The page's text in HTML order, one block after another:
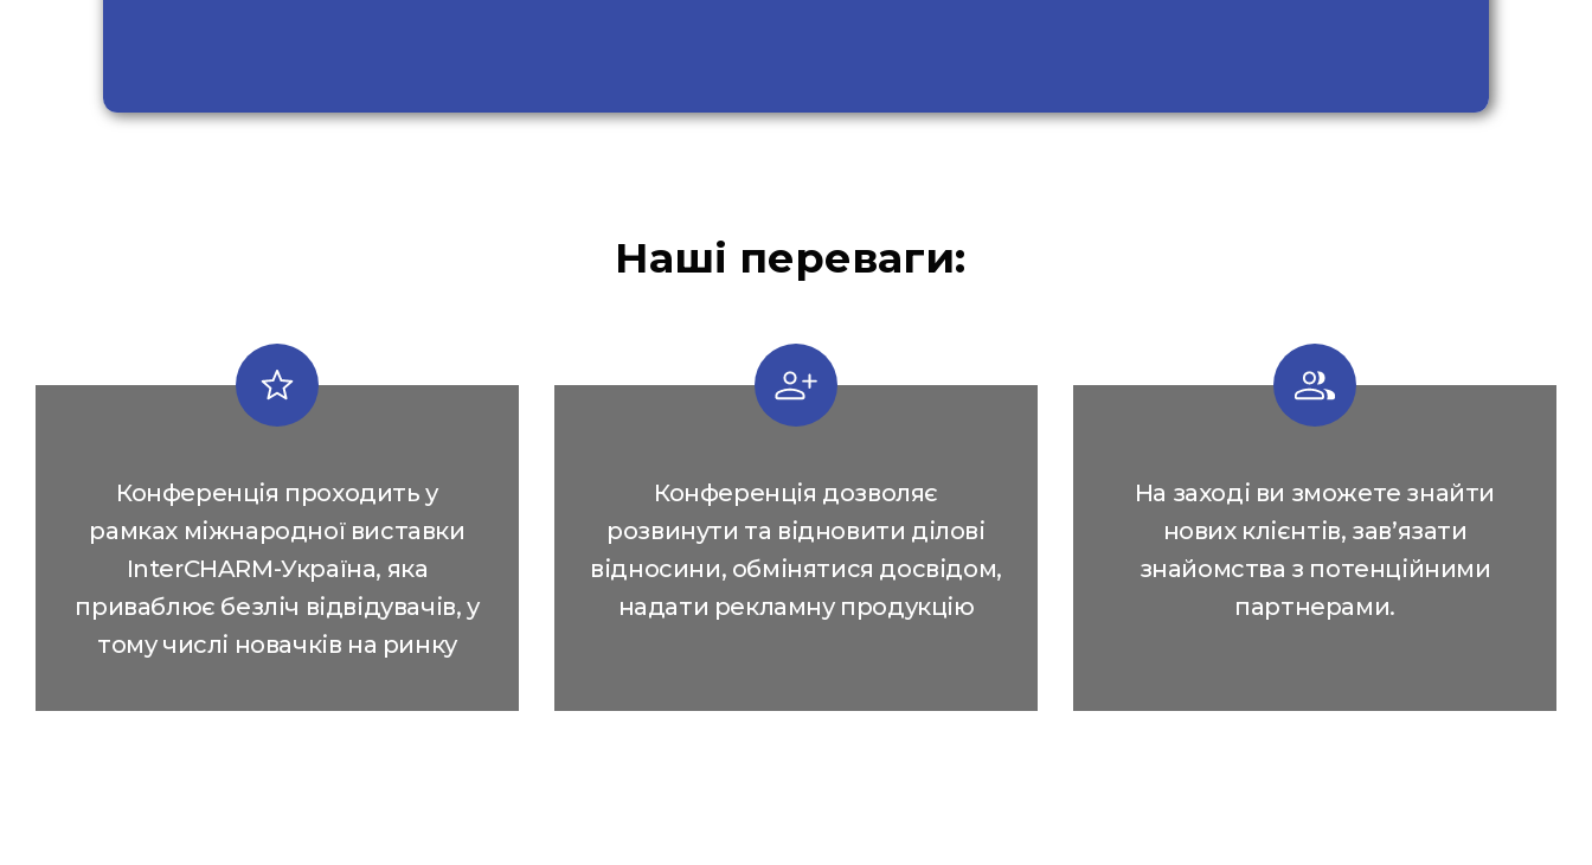
Наші переваги:
Конференція проходить у
рамках міжнародної виставки
InterCHARM-Україна, яка
приваблює безліч відвідувачів, у
тому числі новачків на ринку
Конференція дозволяє
розвинути та відновити ділові
відносини, обмінятися досвідом,
надати рекламну продукцію
На заході ви зможете знайти
нових клієнтів, зав’язати
знайомства з потенційними
партнерами.